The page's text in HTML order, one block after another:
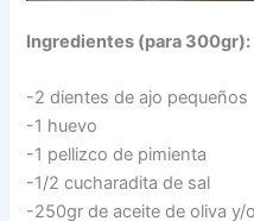
Ingredientes (para 300gr):
-2 dientes de ajo pequeños
-1 huevo
-1 pellizco de pimienta
-1/2 cucharadita de sal
-250gr de aceite de oliva